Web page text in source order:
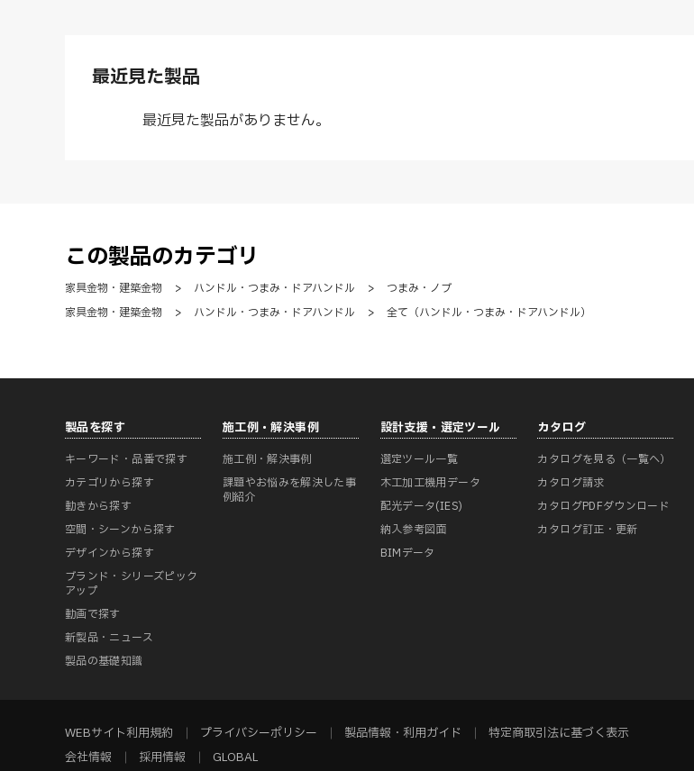
最近見た製品
最近見た製品がありません。
この製品のカテゴリ
家具金物・建築金物 > ハンドル・つまみ・ドアハンドル >
つまみ・ノブ
家具金物・建築金物
> ハンドル・つまみ・ドアハンドル > 全て（ハンドル・つまみ・ドアハンドル）
製品を探す
キーワード・品番で探す
カテゴリから探す
動きから探す
空間・シーンから探す
デザインから探す
ブランド・シリーズピック
アップ
動画で探す
新製品・ニュース
製品の基礎知識
施工例・解決事例
施工例・解決事例
課題やお悩みを解決した事
例紹介
設計支援・選定ツール
選定ツール一覧
木工加工機用データ
配光データ(IES)
納入参考図面
BIMデータ
カタログ
カタログを見る（一覧へ）
カタログ請求
カタログPDFダウンロード
カタログ訂正・更新
WEBサイト利用規約 プライバシーポリシー 製品情報・利用ガイド
特定商取引法に基づく表示
会社情報
採用情報 GLOBAL